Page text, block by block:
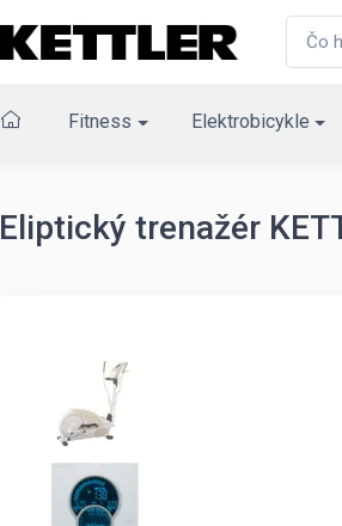
Fitness Elektrobicykle
Eliptický trenažér